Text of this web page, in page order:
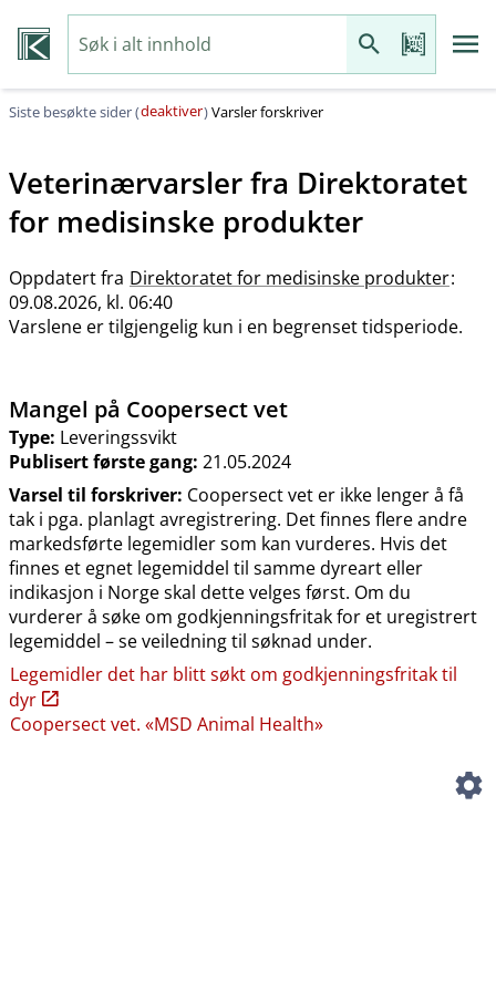
Siste besøkte sider (deaktiver)Varsler forskriver
Veterinærvarsler fra Direktoratet
for medisinske produkter
Oppdatert fra Direktoratet for medisinske produkter:
09.08.2026, kl. 06:40
Varslene er tilgjengelig kun i en begrenset tidsperiode.
Mangel på Coopersect vet
Type: Leveringssvikt
Publisert første gang: 21.05.2024
Varsel til forskriver: Coopersect vet er ikke lenger å få
tak i pga. planlagt avregistrering. Det finnes flere andre
markedsførte legemidler som kan vurderes. Hvis det
finnes et egnet legemiddel til samme dyreart eller
indikasjon i Norge skal dette velges først. Om du
vurderer å søke om godkjenningsfritak for et uregistrert
legemiddel – se veiledning til søknad under.
Legemidler det har blitt søkt om godkjenningsfritak til
dyr
Coopersect vet. «MSD Animal Health»